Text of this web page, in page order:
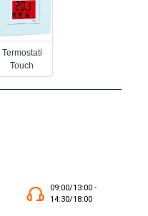
Termostati
Touch
09:00/13:00 -
14:30/18:00